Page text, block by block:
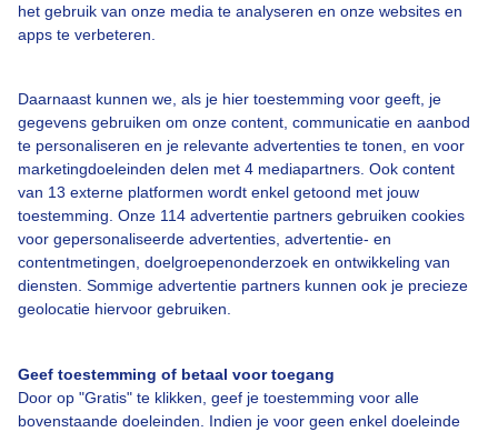
het gebruik van onze media te analyseren en onze websites en
apps te verbeteren.
Daarnaast kunnen we, als je hier toestemming voor geeft, je
gegevens gebruiken om onze content, communicatie en aanbod
te personaliseren en je relevante advertenties te tonen, en voor
marketingdoeleinden delen met 4 mediapartners. Ook content
van 13 externe platformen wordt enkel getoond met jouw
toestemming. Onze 114 advertentie partners gebruiken cookies
voor gepersonaliseerde advertenties, advertentie- en
contentmetingen, doelgroepenonderzoek en ontwikkeling van
diensten. Sommige advertentie partners kunnen ook je precieze
geolocatie hiervoor gebruiken.
Geef toestemming of betaal voor toegang
Door op "Gratis" te klikken, geef je toestemming voor alle
bovenstaande doeleinden. Indien je voor geen enkel doeleinde
Een moment geduld aub...
Over Buienradar
Bedrijfsgegevens
Veelgestelde vragen
Toegankelijkheid
Gebruikersvoorwaarden